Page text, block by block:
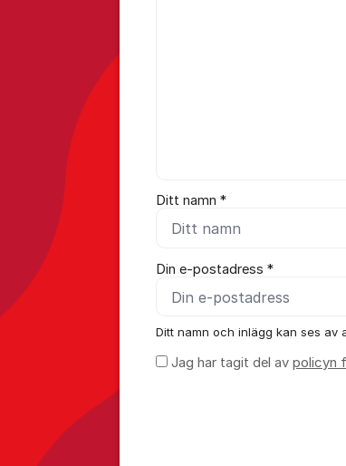
Ditt namn *
Din e-postadress *
Ditt namn och inlägg kan ses av
Jag har tagit del av policyn